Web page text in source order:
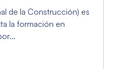
de la Construcción) es
la formación en